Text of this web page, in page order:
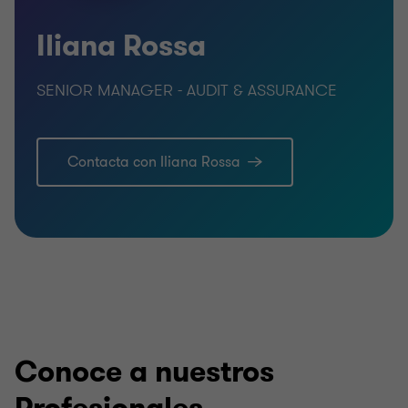
Iliana Rossa
SENIOR MANAGER - AUDIT & ASSURANCE
Contacta con Iliana Rossa
Conoce a nuestros